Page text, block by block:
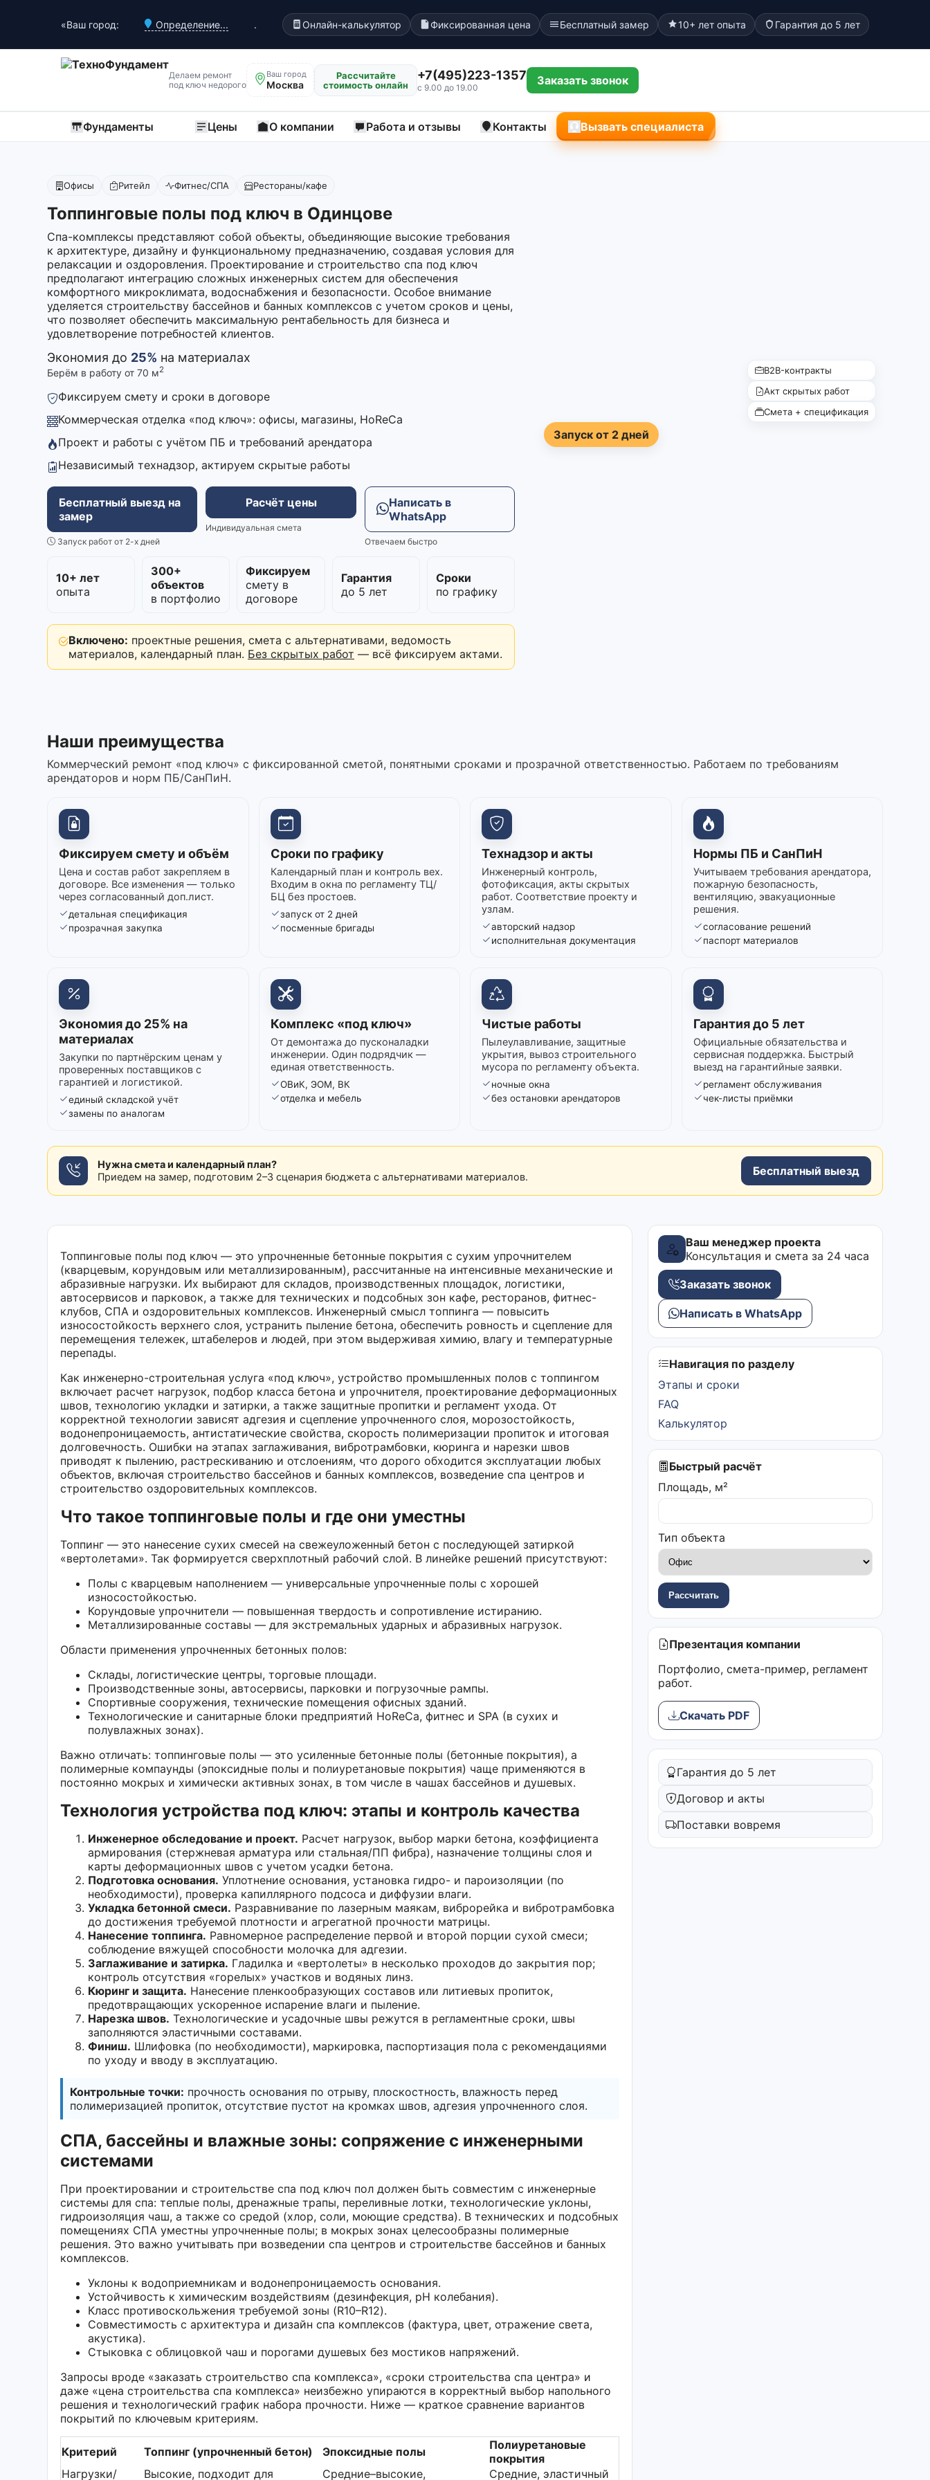
«Ваш город: Определение... . Онлайн-калькулятор Фиксированная цена Бесплатный замер 10+ лет опыта Гарантия до 5 лет
Делаем ремонт
под ключ недорого
Ваш город
Москва
Рассчитайте
стоимость онлайн
+7(495)223-1357
с 9.00 до 19.00
Заказать звонок
Фундаменты Цены О компании Работа и отзывы Контакты Вызвать специалиста
Офисы Ритейл Фитнес/СПА Рестораны/кафе
Топпинговые полы под ключ в Одинцове
Спа-комплексы представляют собой объекты, объединяющие высокие требования
к архитектуре, дизайну и функциональному предназначению, создавая условия для
релаксации и оздоровления. Проектирование и строительство спа под ключ
предполагают интеграцию сложных инженерных систем для обеспечения
комфортного микроклимата, водоснабжения и безопасности. Особое внимание
уделяется строительству бассейнов и банных комплексов с учетом сроков и цены,
что позволяет обеспечить максимальную рентабельность для бизнеса и
удовлетворение потребностей клиентов.
Экономия до 25% на материалах
Берём в работу от 70 м2
Фиксируем смету и сроки в договоре
Коммерческая отделка «под ключ»: офисы, магазины, HoReCa
Проект и работы с учётом ПБ и требований арендатора
Независимый технадзор, актируем скрытые работы
Бесплатный выезд на
замер
Запуск работ от 2-х дней
Расчёт цены
Индивидуальная смета
Написать в
WhatsApp
Отвечаем быстро
10+ лет
опыта
300+
объектов
в портфолио
Фиксируем
смету в
договоре
Гарантия
до 5 лет
Сроки
по графику
Включено: проектные решения, смета с альтернативами, ведомость
материалов, календарный план. Без скрытых работ — всё фиксируем актами.
Запуск от 2 дней
B2B-контракты
Акт скрытых работ
Смета + спецификация
Наши преимущества
Коммерческий ремонт «под ключ» с фиксированной сметой, понятными сроками и прозрачной ответственностью. Работаем по требованиям
арендаторов и норм ПБ/СанПиН.
Фиксируем смету и объём
Цена и состав работ закрепляем в
договоре. Все изменения — только
через согласованный доп.лист.
детальная спецификация
прозрачная закупка
Сроки по графику
Календарный план и контроль вех.
Входим в окна по регламенту ТЦ/
БЦ без простоев.
запуск от 2 дней
посменные бригады
Технадзор и акты
Инженерный контроль,
фотофиксация, акты скрытых
работ. Соответствие проекту и
узлам.
авторский надзор
исполнительная документация
Нормы ПБ и СанПиН
Учитываем требования арендатора,
пожарную безопасность,
вентиляцию, эвакуационные
решения.
согласование решений
паспорт материалов
Экономия до 25% на
материалах
Закупки по партнёрским ценам у
проверенных поставщиков с
гарантией и логистикой.
единый складской учёт
замены по аналогам
Комплекс «под ключ»
От демонтажа до пусконаладки
инженерии. Один подрядчик —
единая ответственность.
ОВиК, ЭОМ, ВК
отделка и мебель
Чистые работы
Пылеулавливание, защитные
укрытия, вывоз строительного
мусора по регламенту объекта.
ночные окна
без остановки арендаторов
Гарантия до 5 лет
Официальные обязательства и
сервисная поддержка. Быстрый
выезд на гарантийные заявки.
регламент обслуживания
чек-листы приёмки
Нужна смета и календарный план?
Приедем на замер, подготовим 2–3 сценария бюджета с альтернативами материалов.
Бесплатный выезд
Топпинговые полы под ключ — это упрочненные бетонные покрытия с сухим упрочнителем
(кварцевым, корундовым или металлизированным), рассчитанные на интенсивные механические и
абразивные нагрузки. Их выбирают для складов, производственных площадок, логистики,
автосервисов и парковок, а также для технических и подсобных зон кафе, ресторанов, фитнес-
клубов, СПА и оздоровительных комплексов. Инженерный смысл топпинга — повысить
износостойкость верхнего слоя, устранить пыление бетона, обеспечить ровность и сцепление для
перемещения тележек, штабелеров и людей, при этом выдерживая химию, влагу и температурные
перепады.
Как инженерно-строительная услуга «под ключ», устройство промышленных полов с топпингом
включает расчет нагрузок, подбор класса бетона и упрочнителя, проектирование деформационных
швов, технологию укладки и затирки, а также защитные пропитки и регламент ухода. От
корректной технологии зависят адгезия и сцепление упрочненного слоя, морозостойкость,
водонепроницаемость, антистатические свойства, скорость полимеризации пропиток и итоговая
долговечность. Ошибки на этапах заглаживания, вибротрамбовки, кюринга и нарезки швов
приводят к пылению, растрескиванию и отслоениям, что дорого обходится эксплуатации любых
объектов, включая строительство бассейнов и банных комплексов, возведение спа центров и
строительство оздоровительных комплексов.
Что такое топпинговые полы и где они уместны
Топпинг — это нанесение сухих смесей на свежеуложенный бетон с последующей затиркой
«вертолетами». Так формируется сверхплотный рабочий слой. В линейке решений присутствуют:
Полы с кварцевым наполнением — универсальные упрочненные полы с хорошей
износостойкостью.
Корундовые упрочнители — повышенная твердость и сопротивление истиранию.
Металлизированные составы — для экстремальных ударных и абразивных нагрузок.
Области применения упрочненных бетонных полов:
Склады, логистические центры, торговые площади.
Производственные зоны, автосервисы, парковки и погрузочные рампы.
Спортивные сооружения, технические помещения офисных зданий.
Технологические и санитарные блоки предприятий HoReCa, фитнес и SPA (в сухих и
полувлажных зонах).
Важно отличать: топпинговые полы — это усиленные бетонные полы (бетонные покрытия), а
полимерные компаунды (эпоксидные полы и полиуретановые покрытия) чаще применяются в
постоянно мокрых и химически активных зонах, в том числе в чашах бассейнов и душевых.
Технология устройства под ключ: этапы и контроль качества
Инженерное обследование и проект. Расчет нагрузок, выбор марки бетона, коэффициента
армирования (стержневая арматура или стальная/ПП фибра), назначение толщины слоя и
карты деформационных швов с учетом усадки бетона.
Подготовка основания. Уплотнение основания, установка гидро- и пароизоляции (по
необходимости), проверка капиллярного подсоса и диффузии влаги.
Укладка бетонной смеси. Разравнивание по лазерным маякам, виброрейка и вибротрамбовка
до достижения требуемой плотности и агрегатной прочности матрицы.
Нанесение топпинга. Равномерное распределение первой и второй порции сухой смеси;
соблюдение вяжущей способности молочка для адгезии.
Заглаживание и затирка. Гладилка и «вертолеты» в несколько проходов до закрытия пор;
контроль отсутствия «горелых» участков и водяных линз.
Кюринг и защита. Нанесение пленкообразующих составов или литиевых пропиток,
предотвращающих ускоренное испарение влаги и пыление.
Нарезка швов. Технологические и усадочные швы режутся в регламентные сроки, швы
заполняются эластичными составами.
Финиш. Шлифовка (по необходимости), маркировка, паспортизация пола с рекомендациями
по уходу и вводу в эксплуатацию.
Контрольные точки: прочность основания по отрыву, плоскостность, влажность перед
полимеризацией пропиток, отсутствие пустот на кромках швов, адгезия упрочненного слоя.
СПА, бассейны и влажные зоны: сопряжение с инженерными
системами
При проектировании и строительстве спа под ключ пол должен быть совместим с инженерные
системы для спа: теплые полы, дренажные трапы, переливные лотки, технологические уклоны,
гидроизоляция чаш, а также со средой (хлор, соли, моющие средства). В технических и подсобных
помещениях СПА уместны упрочненные полы; в мокрых зонах целесообразны полимерные
решения. Это важно учитывать при возведении спа центров и строительстве бассейнов и банных
комплексов.
Уклоны к водоприемникам и водонепроницаемость основания.
Устойчивость к химическим воздействиям (дезинфекция, pH колебания).
Класс противоскольжения требуемой зоны (R10–R12).
Совместимость с архитектура и дизайн спа комплексов (фактура, цвет, отражение света,
акустика).
Стыковка с облицовкой чаш и порогами душевых без мостиков напряжений.
Запросы вроде «заказать строительство спа комплекса», «сроки строительства спа центра» и
даже «цена строительства спа комплекса» неизбежно упираются в корректный выбор напольного
решения и технологический график набора прочности. Ниже — краткое сравнение вариантов
покрытий по ключевым критериям.
Критерий Топпинг (упрочненный бетон) Эпоксидные полы
Полиуретановые
покрытия
Нагрузки/
Высокие, подходит для Средние–высокие, Средние, эластичный
Ваш менеджер проекта
Консультация и смета за 24 часа
Заказать звонок
Написать в WhatsApp
Навигация по разделу
Этапы и сроки
FAQ
Калькулятор
Быстрый расчёт
Площадь, м²
Тип объекта
Рассчитать
Презентация компании
Портфолио, смета-пример, регламент
работ.
Скачать PDF
Гарантия до 5 лет
Договор и акты
Поставки вовремя